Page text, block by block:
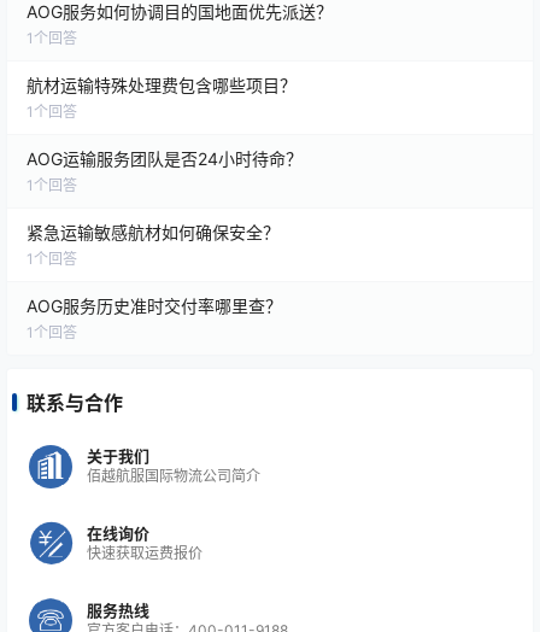
NFO优先空运
有本地清关伙伴，确保货物到达即能快速交付。
全程追踪与保险：保障货物安全，避免遗失与延
误。
✅结论：
最快送达 → OBC/Hand Carry（小时级，适合少量
高价值芯片）
次快且稳定 → NFO 优先空运（1-2天，适合批量）
常规方案 → 国际快递（2-5天，适合非极端急件）
AOG服务如何协调目的国地面优先派送？
1 个回答
航材运输特殊处理费包含哪些项目？
1 个回答
AOG运输服务团队是否24小时待命？
1 个回答
紧急运输敏感航材如何确保安全？
1 个回答
AOG服务历史准时交付率哪里查？
1 个回答
联系与合作
关于我们
佰越航服国际物流公司简介
在线询价
快速获取运费报价
服务热线